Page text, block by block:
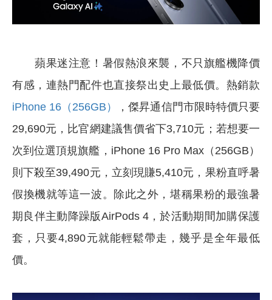
蘋果迷注意！暑假熱浪來襲，不只旗艦機降價
有感，連熱門配件也直接祭出史上最低價。熱銷款
iPhone 16（256GB）
，傑昇通信門市限時特價只要
29,690元，比官網建議售價省下3,710元；若想要一
次到位選頂規旗艦，iPhone 16 Pro Max（256GB）
則下殺至39,490元，立刻現賺5,410元，果粉直呼暑
假換機就等這一波。除此之外，堪稱果粉的最強暑
期良伴主動降躁版AirPods 4，於活動期間加購保護
套，只要4,890元就能輕鬆帶走，幾乎是全年最低
價。